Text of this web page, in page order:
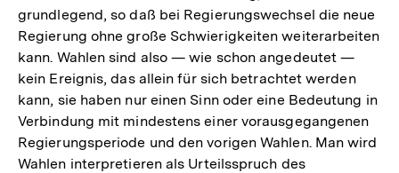
grundlegend, so daß bei Regierungswechsel die neue
Regierung ohne große Schwierigkeiten weiterarbeiten
kann. Wahlen sind also — wie schon angedeutet —
kein Ereignis, das allein für sich betrachtet werden
kann, sie haben nur einen Sinn oder eine Bedeutung in
Verbindung mit mindestens einer vorausgegangenen
Regierungsperiode und den vorigen Wahlen. Man wird
Wahlen interpretieren als Urteilsspruch des